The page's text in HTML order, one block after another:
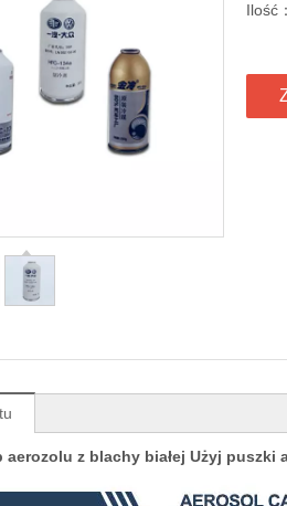
Ilość：
aerozolu z blachy białej Użyj puszki